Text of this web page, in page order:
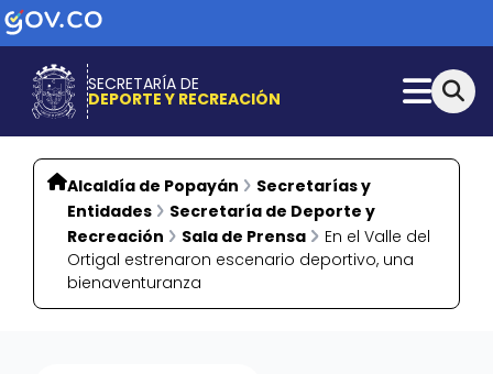
SECRETARÍA DE
DEPORTE Y RECREACIÓN
Alcaldía de Popayán
Secretarías y
Entidades
Secretaría de Deporte y
Recreación
Sala de Prensa
En el Valle del
Ortigal estrenaron escenario deportivo, una
bienaventuranza